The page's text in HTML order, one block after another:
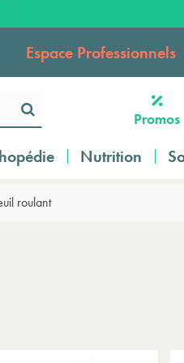
Espace Professionnels
Promos
Nutrition
roulant